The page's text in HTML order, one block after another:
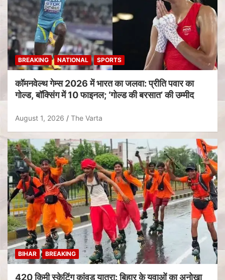
BREAKING NATIONAL SPORTS
कॉमनवेल्थ गेम्स 2026 में भारत का जलवा: प्रीति पवार का
गोल्ड, बॉक्सिंग में 10 फाइनल; ‘गोल्ड की बरसात’ की उम्मीद
August 1, 2026 The Varta
BIHAR BREAKING
420 किमी स्केटिंग कांवड़ यात्रा: बिहार के युवाओं का अनोखा